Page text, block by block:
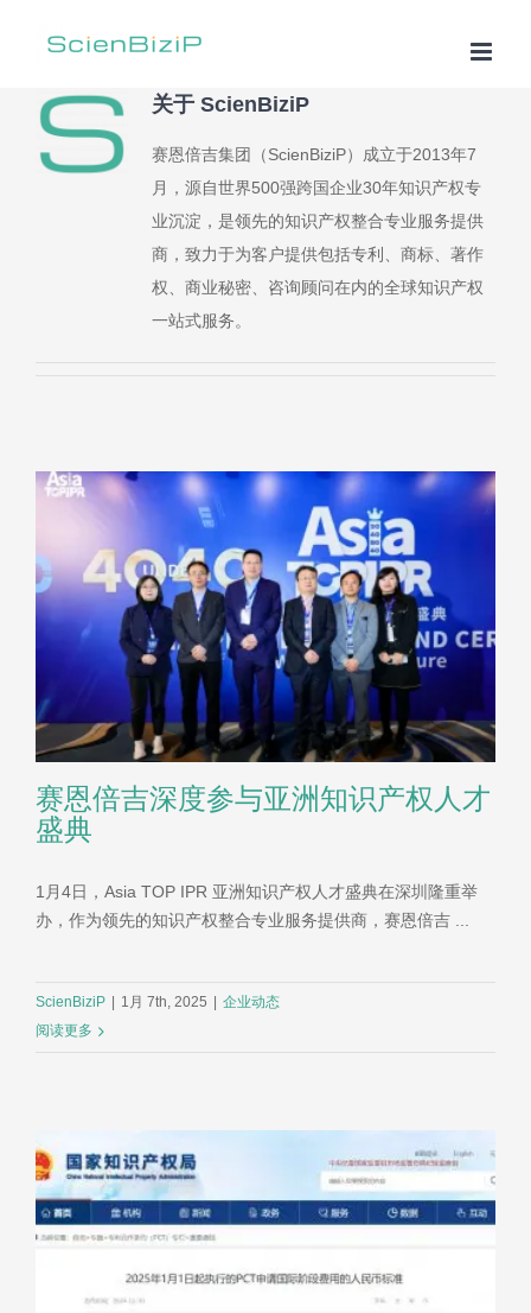
关于 ScienBiziP
赛恩倍吉集团（ScienBiziP）成立于2013年7
月，源自世界500强跨国企业30年知识产权专
业沉淀，是领先的知识产权整合专业服务提供
商，致力于为客户提供包括专利、商标、著作
权、商业秘密、咨询顾问在内的全球知识产权
一站式服务。
赛恩倍吉深度参与亚洲知识产权人才
盛典
1月4日，Asia TOP IPR 亚洲知识产权人才盛典在深圳隆重举
办，作为领先的知识产权整合专业服务提供商，赛恩倍吉 ...
ScienBiziP 1月 7th, 2025
企业动态
阅读更多